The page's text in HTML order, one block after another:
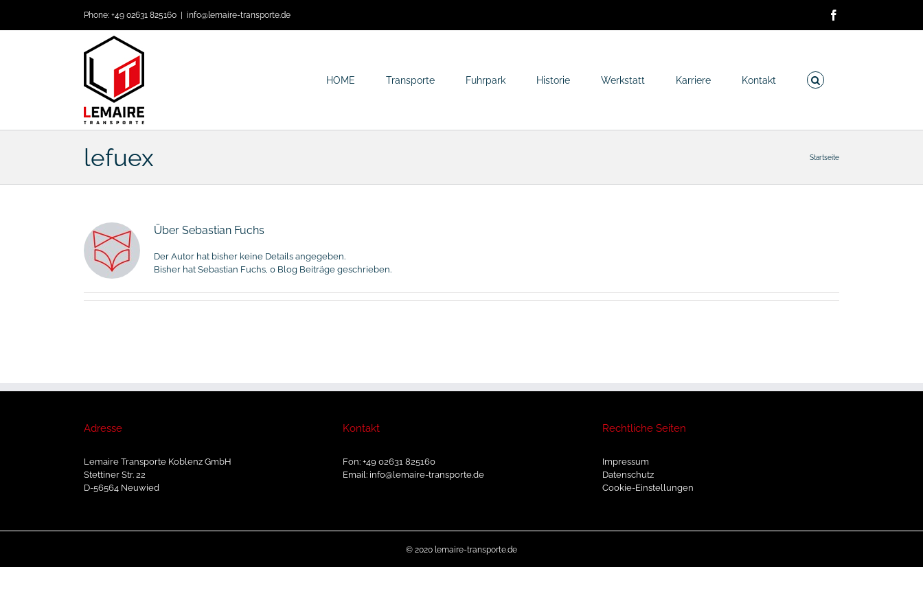
springen
Phone: +49 02631 825160 info@lemaire-transporte.de
HOME Transporte Fuhrpark Historie Werkstatt Karriere Kontakt
lefuex Startseite
Über Sebastian Fuchs
Der Autor hat bisher keine Details angegeben.
Bisher hat Sebastian Fuchs, 0 Blog Beiträge geschrieben.
Adresse
Lemaire Transporte Koblenz GmbH
Stettiner Str. 22
D-56564 Neuwied
Kontakt
Fon: +49 02631 825160
Email: info@lemaire-transporte.de
Rechtliche Seiten
Impressum
Datenschutz
Cookie-Einstellungen
© 2020 lemaire-transporte.de